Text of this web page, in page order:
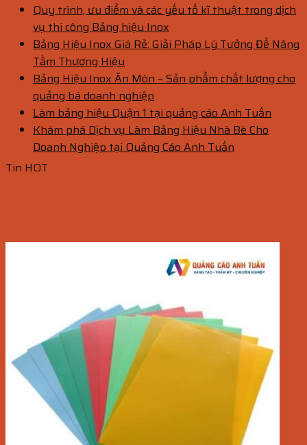
Quy trình, ưu điểm và các yếu tố kĩ thuật trong dịch
vụ thi công Bảng hiệu Inox
Bảng Hiệu Inox Giá Rẻ: Giải Pháp Lý Tưởng Để Nâng
Tầm Thương Hiệu
Bảng Hiệu Inox Ăn Mòn – Sản phẩm chất lượng cho
quảng bá doanh nghiệp
Làm bảng hiệu Quận 1 tại quảng cáo Anh Tuấn
Khám phá Dịch vụ Làm Bảng Hiệu Nhà Bè Cho
Doanh Nghiệp tại Quảng Cáo Anh Tuấn
Tin HOT